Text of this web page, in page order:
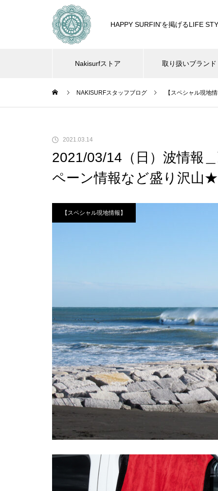
HAPPY SURFIN'を掲げるLIFE
Nakisurfストア 取り扱いブランド
NAKISURFスタッフブログ 【スペシャル現地
2021.03.14
2021/03/14（日）波情報
ペーン情報など盛り沢山
【スペシャル現地情報】